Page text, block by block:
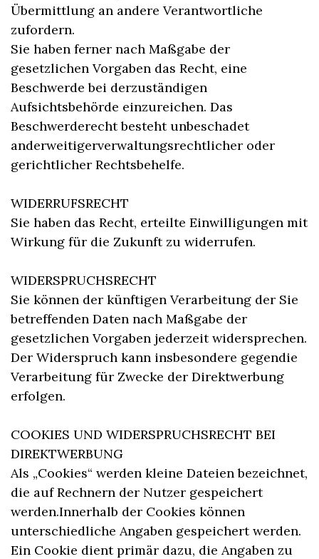
Übermittlung an andere Verantwortliche
zufordern.
Sie haben ferner nach Maßgabe der
gesetzlichen Vorgaben das Recht, eine
Beschwerde bei derzuständigen
Aufsichtsbehörde einzureichen. Das
Beschwerderecht besteht unbeschadet
anderweitigerverwaltungsrechtlicher oder
gerichtlicher Rechtsbehelfe.
WIDERRUFSRECHT
Sie haben das Recht, erteilte Einwilligungen mit
Wirkung für die Zukunft zu widerrufen.
WIDERSPRUCHSRECHT
Sie können der künftigen Verarbeitung der Sie
betreffenden Daten nach Maßgabe der
gesetzlichen Vorgaben jederzeit widersprechen.
Der Widerspruch kann insbesondere gegendie
Verarbeitung für Zwecke der Direktwerbung
erfolgen.
COOKIES UND WIDERSPRUCHSRECHT BEI
DIREKTWERBUNG
Als „Cookies“ werden kleine Dateien bezeichnet,
die auf Rechnern der Nutzer gespeichert
werden.Innerhalb der Cookies können
unterschiedliche Angaben gespeichert werden.
Ein Cookie dient primär dazu, die Angaben zu